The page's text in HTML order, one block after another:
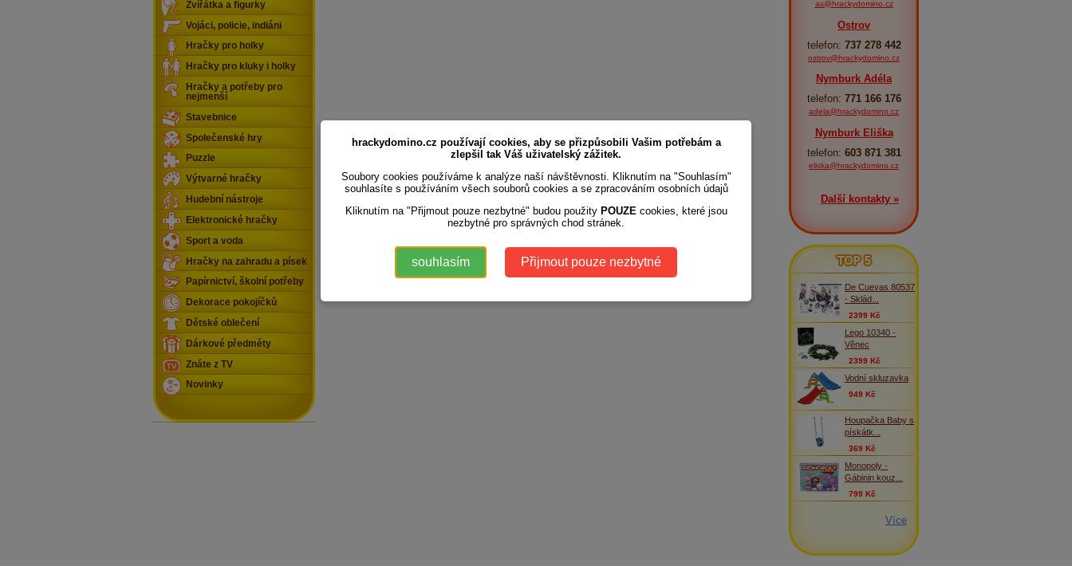
Zvířátka a figurky
Vojáci, policie, indiáni
Hračky pro holky
Hračky pro kluky i holky
Hračky a potřeby pro
nejmenší
Stavebnice
Společenské hry
Puzzle
Výtvarné hračky
Hudební nástroje
Elektronické hračky
Sport a voda
Hračky na zahradu a písek
Papírnictví, školní potřeby
Dekorace pokojíčků
Dětské oblečení
Dárkové předměty
Znáte z TV
Novinky
as@hrackydomino.cz
Ostrov
telefon: 737 278 442
ostrov@hrackydomino.cz
Nymburk Adéla
telefon: 771 166 176
adela@hrackydomino.cz
Nymburk Eliška
telefon: 603 871 381
eliska@hrackydomino.cz
Další kontakty »
TOP 5
De Cuevas 80537
- Sklád...
2399 Kč
Lego 10340 -
Věnec
2399 Kč
Vodní skluzavka
949 Kč
Houpačka Baby s
pískátk...
369 Kč
Monopoly -
Gábinin kouz...
799 Kč
Více
hrackydomino.cz používají cookies, aby se přizpůsobili Vašim potřebám a
zlepšil tak Váš uživatelský zážitek.
Soubory cookies používáme k analýze naší návštěvnosti. Kliknutím na "Souhlasím"
souhlasíte s používáním všech souborů cookies a se zpracováním osobních údajů
Kliknutím na "Přijmout pouze nezbytné" budou použity POUZE cookies, které jsou
nezbytné pro správných chod stránek.
souhlasím Přijmout pouze nezbytné